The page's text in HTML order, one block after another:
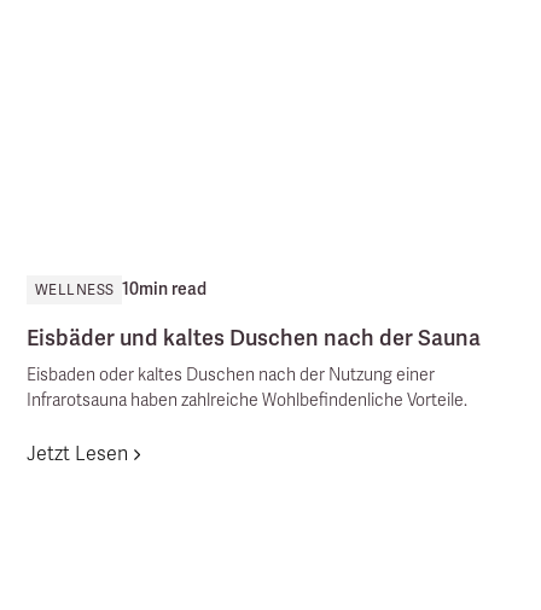
WELLNESS 10min read
Eisbäder und kaltes Duschen nach der Sauna
Eisbaden oder kaltes Duschen nach der Nutzung einer
Infrarotsauna haben zahlreiche Wohlbefindenliche Vorteile.
Jetzt Lesen